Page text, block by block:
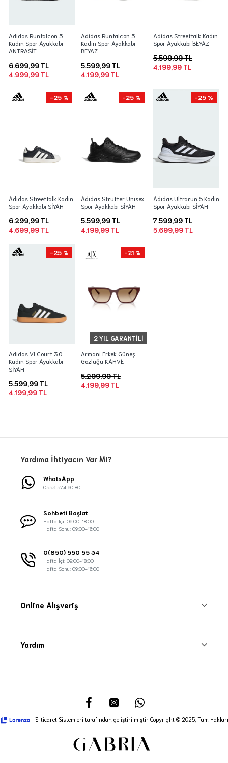
Adidas Runfalcon 5
Kadın Spor Ayakkabı
ANTRASİT
4.999,99 TL
6.699,99 TL
Adidas Runfalcon 5
Kadın Spor Ayakkabı
BEYAZ
4.199,99 TL
5.599,99 TL
Adidas Streettalk Kadın
Spor Ayakkabı BEYAZ
4.199,99 TL
5.599,99 TL
-25 %
Adidas Streettalk Kadın
Spor Ayakkabı SİYAH
4.699,99 TL
6.299,99 TL
-25 %
Adidas Strutter Unisex
Spor Ayakkabı SİYAH
4.199,99 TL
5.599,99 TL
-25 %
Adidas Ultrarun 5 Kadın
Spor Ayakkabı SİYAH
5.699,99 TL
7.599,99 TL
-25 %
Adidas Vl Court 3.0
Kadın Spor Ayakkabı
SİYAH
4.199,99 TL
5.599,99 TL
2 YIL GARANTILI
-21 %
Armani Erkek Güneş
Gözlüğü KAHVE
4.199,99 TL
5.299,99 TL
Yardıma İhtiyacın Var MI?
WhatsApp
0553 574 90 80
Sohbeti Başlat
Hafta İçi: 09:00-18:00
Hafta Sonu: 09:00-16:00
0(850) 550 55 34
Hafta İçi: 09:00-18:00
Hafta Sonu: 09:00-16:00
Online Alışveriş
Yardım
I E-ticaret Sistemleri tarafından geliştirilmiştir Copyright © 2025, Tüm Hakları